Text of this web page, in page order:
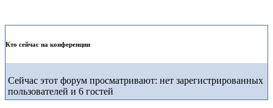
Кто сейчас на конференции
Сейчас этот форум просматривают: нет зарегистрированных
пользователей и 6 гостей